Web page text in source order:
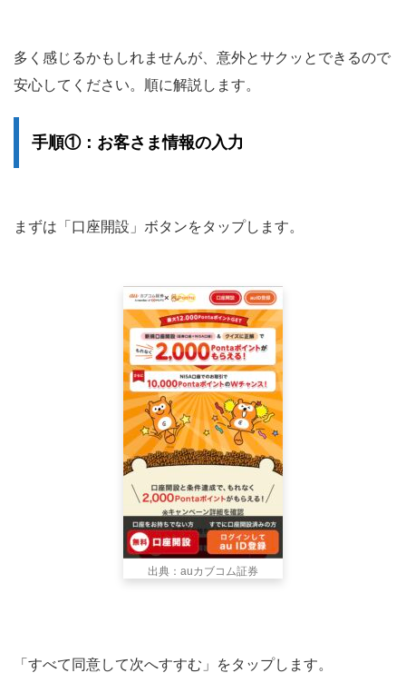
多く感じるかもしれませんが、意外とサクッとできるので
安心してください。順に解説します。
手順①：お客さま情報の入力
まずは「口座開設」ボタンをタップします。
出典：auカブコム証券
「すべて同意して次へすすむ」をタップします。